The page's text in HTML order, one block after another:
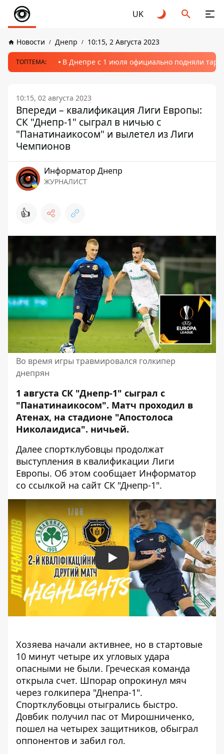
UK
Новости Днепр 10:15, 2 Августа 2023
ТОПТЕМА: В Днепре с 1 июля официально подняли
10:15, 02 августа 2023
Впереди – квалификация Лиги Европы:
СК "Днепр-1" сыграл в ничью с
"Панатинаикосом" и вылетел из Лиги
Чемпионов
Информатор Днепр
ЖУРНАЛИСТ
👍
Во время игры травмировался голкипер
днепрян
1 августа СК "Днепр-1" сыграл с
"Панатинаикосом". Матч проходил в
Атенах, на стадионе "Апостолоса
Николаидиса". ничьей.
Далее спортклубовцы продолжат
выступления в квалификации Лиги
Европы. Об этом сообщает Информатор
со ссылкой на сайт СК "Днепр-1".
Play
Хозяева начали активнее, но в стартовые
10 минут четыре их угловых удара
опасными не были. Греческая команда
открыла счет. Шпорар опрокинул мяч
через голкипера "Днепра-1".
Спортклубовцы отыгрались быстро.
Довбик получил пас от Мирошниченко,
пошел на четырех защитников, обыграл
оппонентов и забил гол.